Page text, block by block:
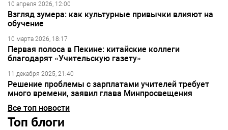
10 апреля 2026, 12:00
Взгляд зумера: как культурные привычки влияют на
обучение
10 марта 2026, 18:17
Первая полоса в Пекине: китайские коллеги
благодарят «Учительскую газету»
11 декабря 2025, 21:40
Решение проблемы с зарплатами учителей требует
много времени, заявил глава Минпросвещения
Все топ новости
Топ блоги